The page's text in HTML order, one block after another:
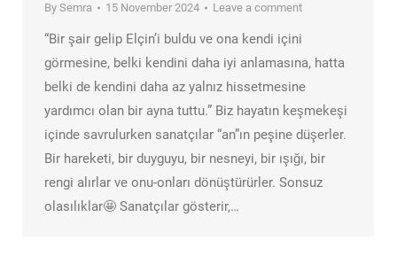
By Semra 15 November 2024 Leave a comment
“Bir şair gelip Elçin’i buldu ve ona kendi içini
görmesine, belki kendini daha iyi anlamasına, hatta
belki de kendini daha az yalnız hissetmesine
yardımcı olan bir ayna tuttu.” Biz hayatın keşmekeşi
içinde savrulurken sanatçılar “an”ın peşine düşerler.
Bir hareketi, bir duyguyu, bir nesneyi, bir ışığı, bir
rengi alırlar ve onu-onları dönüştürürler. Sonsuz
olasılıklar🤩 Sanatçılar gösterir,…